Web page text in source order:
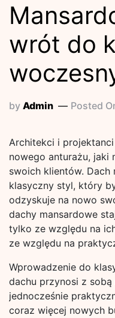
wrót do
by Admin Posted
Architekci i
nowego anturażu, jaki
swoich klientów. Dach
klasyczny styl, który
odzyskuje na nowo
dachy mansardowe
tylko ze względu na
ze względu na
Wprowadzenie do
dachu przynosi z
jednocześnie
coraz więcej nowych